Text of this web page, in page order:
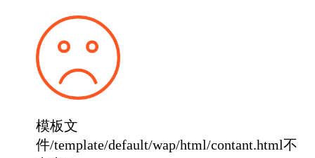
模板文
件/template/default/wap/html/contant.html不